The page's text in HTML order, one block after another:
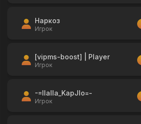
Наркоз
Игрок
[vipms-boost] | Player
Игрок
-=IIaIIa_KapJIo=-
Игрок